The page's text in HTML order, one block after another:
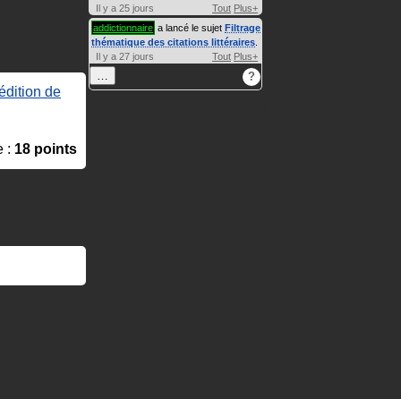
de
: 18 points
Il y a 25 jours
Tout Plus+
addictionnaire a lancé le sujet Filtrage
thématique des citations littéraires
Il y a 27 jours
Tout Plus+
… ?